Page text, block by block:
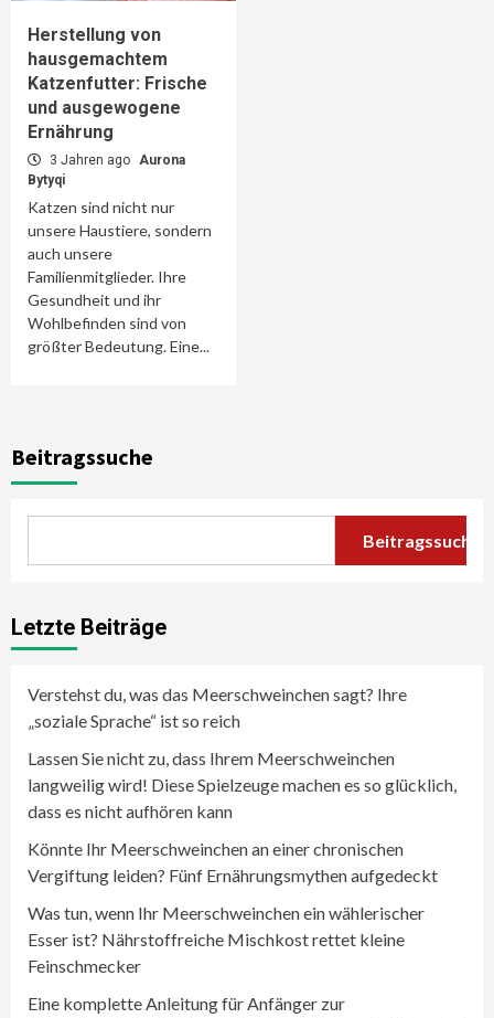
Herstellung von
hausgemachtem
Katzenfutter: Frische
und ausgewogene
Ernährung
3 Jahren ago Aurona
Bytyqi
Katzen sind nicht nur
unsere Haustiere, sondern
auch unsere
Familienmitglieder. Ihre
Gesundheit und ihr
Wohlbefinden sind von
größter Bedeutung. Eine...
Beitragssuche
Beitragssuche
Letzte Beiträge
Verstehst du, was das Meerschweinchen sagt? Ihre
„soziale Sprache“ ist so reich
Lassen Sie nicht zu, dass Ihrem Meerschweinchen
langweilig wird! Diese Spielzeuge machen es so glücklich,
dass es nicht aufhören kann
Könnte Ihr Meerschweinchen an einer chronischen
Vergiftung leiden? Fünf Ernährungsmythen aufgedeckt
Was tun, wenn Ihr Meerschweinchen ein wählerischer
Esser ist? Nährstoffreiche Mischkost rettet kleine
Feinschmecker
Eine komplette Anleitung für Anfänger zur